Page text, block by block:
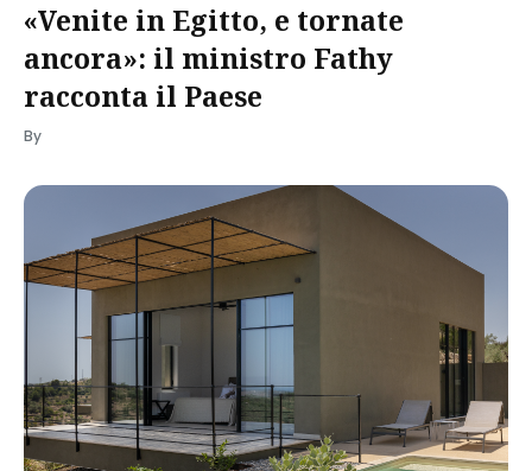
«Venite in Egitto, e tornate
ancora»: il ministro Fathy
racconta il Paese
By